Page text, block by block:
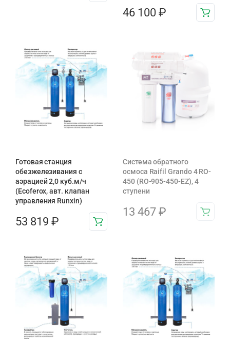
46 100 ₽
Готовая станция
обезжелезивания c
аэрацией 2,0 куб.м/ч
(Ecoferox, авт. клапан
управления Runxin)
53 819 ₽
Система обратного
осмоса Raifil Grando 4 RO-
450 (RO-905-450-EZ), 4
ступени
13 467 ₽